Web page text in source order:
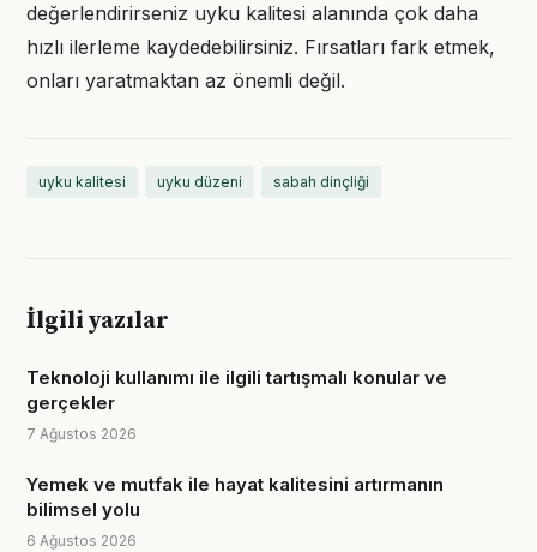
değerlendirirseniz uyku kalitesi alanında çok daha
hızlı ilerleme kaydedebilirsiniz. Fırsatları fark etmek,
onları yaratmaktan az önemli değil.
uyku kalitesi uyku düzeni sabah dinçliği
İlgili yazılar
Teknoloji kullanımı ile ilgili tartışmalı konular ve
gerçekler
7 Ağustos 2026
Yemek ve mutfak ile hayat kalitesini artırmanın
bilimsel yolu
6 Ağustos 2026